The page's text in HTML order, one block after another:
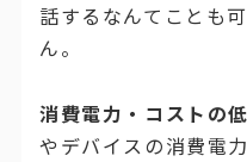
話するなんてことも
ん。
消費電力・コストの
やデバイスの消費電